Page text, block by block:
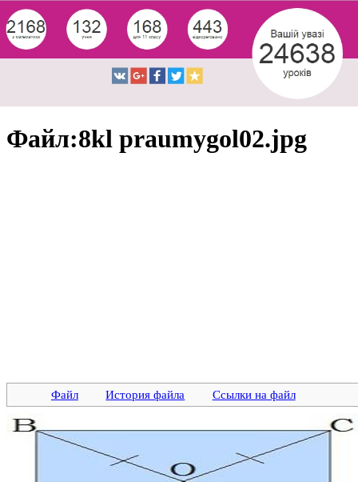
Файл:8kl praumygol02.jpg
Файл История файла Ссылки на файл